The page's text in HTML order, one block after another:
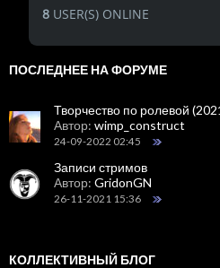
8USER(S) ONLINE
ПОСЛЕДНЕЕ НА ФОРУМЕ
Творчество по ролевой
Автор: wimp_construct
24-09-2022 02:45
Записи стримов
Автор: GridonGN
26-11-2021 15:36
КОЛЛЕКТИВНЫЙ БЛОГ